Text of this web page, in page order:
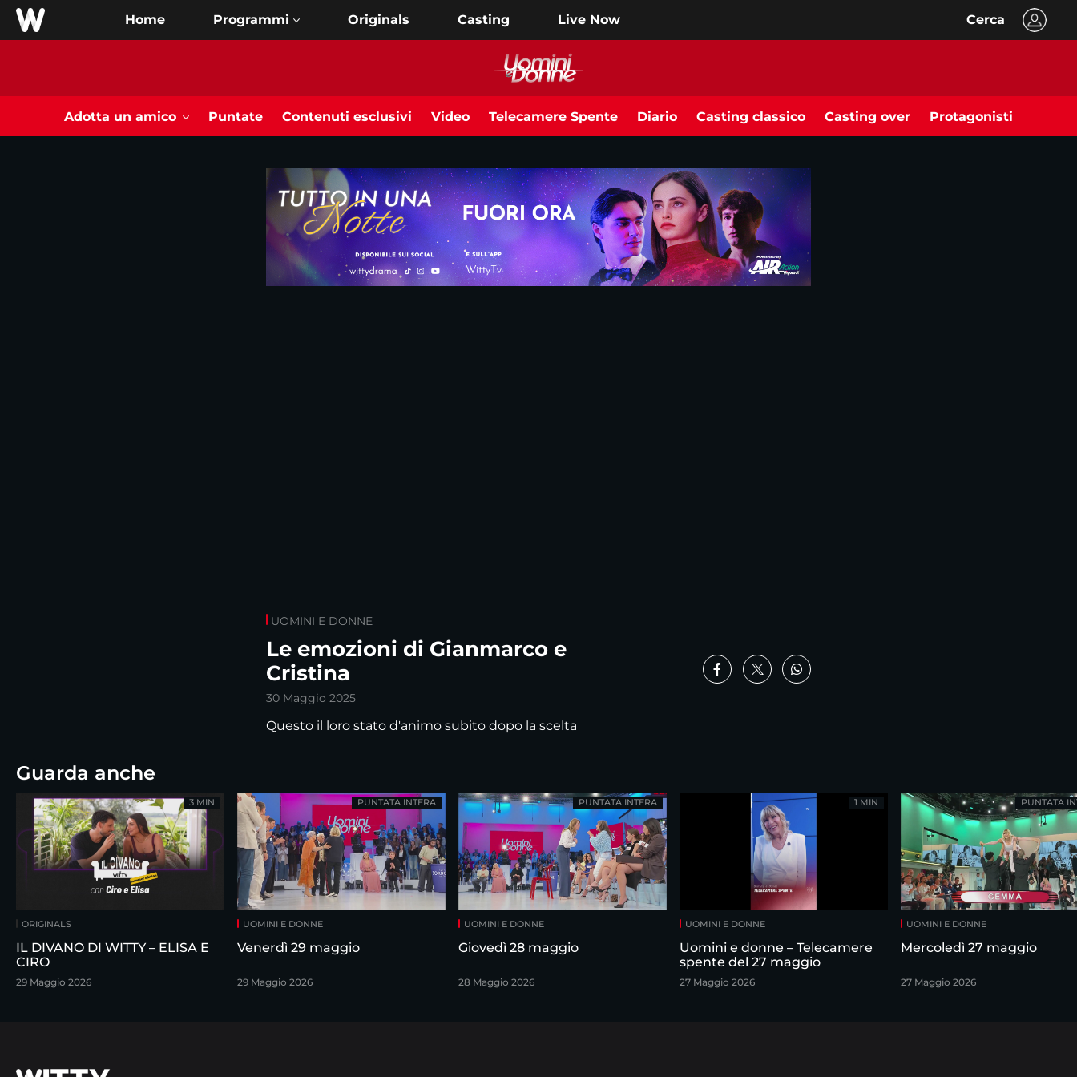
Home Originals Casting Live Now Cerca
Adotta un amico Puntate Contenuti esclusivi Video Telecamere Spente Diario Casting classico Casting over Protagonisti
UOMINI E DONNE
Le emozioni di Gianmarco e
Cristina
30 Maggio 2025
Questo il loro stato d'animo subito dopo la scelta
Guarda anche
ORIGINALS
IL DIVANO DI WITTY – ELISA E
CIRO
29 Maggio 2026
3 MIN
UOMINI E DONNE
Venerdì 29 maggio
29 Maggio 2026
PUNTATA INTERA
UOMINI E DONNE
Giovedì 28 maggio
28 Maggio 2026
PUNTATA INTERA
UOMINI E DONNE
Uomini e donne – Telecamere
spente del 27 maggio
27 Maggio 2026
1 MIN
UOMINI E DONNE
Mercoledì 27 maggio
27 Maggio 2026
PUNTATA